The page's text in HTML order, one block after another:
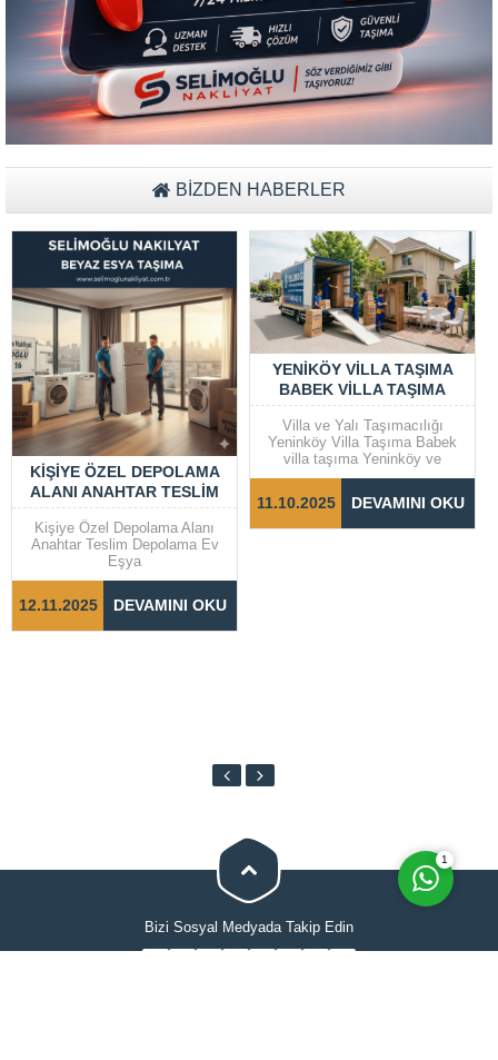
BİZDEN HABERLER
KIŞIYE ÖZEL DEPOLAMA
ALANI ANAHTAR TESLIM
DEPOLAMA EV EŞYA
Kişiye Özel Depolama Alanı
Anahtar Teslim Depolama Ev
Eşya
12.11.2025 DEVAMINI OKU
YENIKÖY VILLA TAŞIMA
BABEK VILLA TAŞIMA
Villa ve Yalı Taşımacılığı
Yeninköy Villa Taşıma Babek
villa taşıma Yeninköy ve
Bebek gibi prestijli semtlerde
taşıma işlemleri, dikkat ve
özen gerektiren bir süreçtir.
11.10.2025 DEVAMINI OKU
Bizi Sosyal Medyada Takip Edin
Müşteri Temsilcisi Fiyat Teklif
al
1